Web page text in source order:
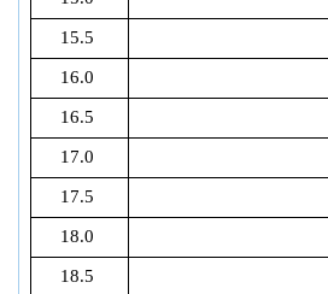
15.5
16.0
16.5
17.0
17.5
18.0
18.5